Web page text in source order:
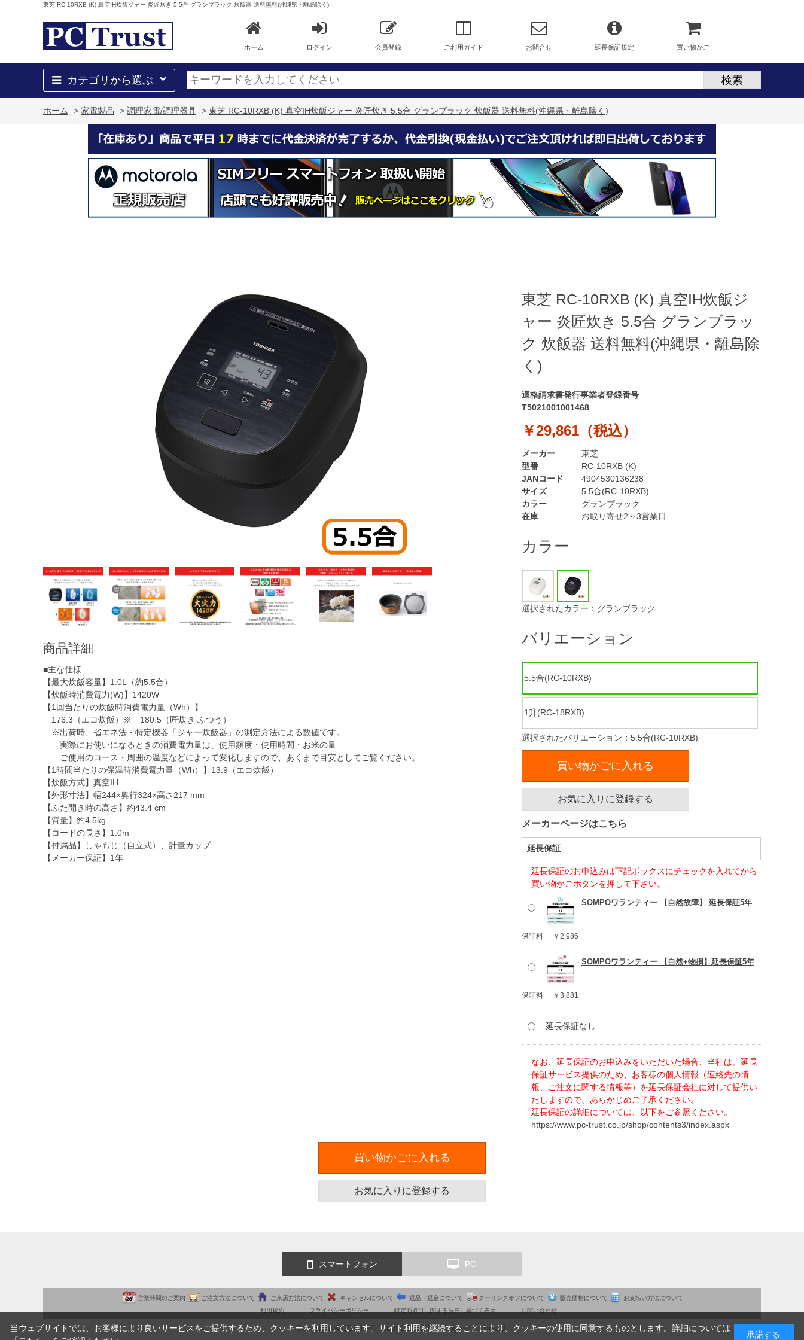
東芝 RC-10RXB (K) 真空IH炊飯ジャー 炎匠炊き 5.5合 グランブラック 炊飯器 送料無料(沖縄県・離島除く)
ホーム ログイン 会員登録 ご利用ガイド お問合せ 延長保証規定 買い物かご
カテゴリから選ぶ
ホーム > 家電製品 > 調理家電/調理器具 > 東芝 RC-10RXB (K) 真空IH炊飯ジャー 炎匠炊き 5.5合 グランブラック 炊飯器 送料無料(沖縄県・離島除く)
商品詳細
■主な仕様
【最大炊飯容量】1.0L（約5.5合）
【炊飯時消費電力(W)】1420W
【1回当たりの炊飯時消費電力量（Wh）】
176.3（エコ炊飯）※ 180.5（匠炊き ふつう）
※出荷時、省エネ法・特定機器「ジャー炊飯器」の測定方法による数値です。
実際にお使いになるときの消費電力量は、使用頻度・使用時間・お米の量
ご使用のコース・周囲の温度などによって変化しますので、あくまで目安としてご覧ください。
【1時間当たりの保温時消費電力量（Wh）】13.9（エコ炊飯）
【炊飯方式】真空IH
【外形寸法】幅244×奥行324×高さ217 mm
【ふた開き時の高さ】約43.4 cm
【質量】約4.5kg
【コードの長さ】1.0m
【付属品】しゃもじ（自立式）、計量カップ
【メーカー保証】1年
東芝 RC-10RXB (K) 真空IH炊飯ジ
ャー 炎匠炊き 5.5合 グランブラッ
ク 炊飯器 送料無料(沖縄県・離島除
く)
適格請求書発行事業者登録番号
T5021001001468
￥29,861（税込）
型番
RC-10RXB (K)
JANコード
4904530136238
サイズ
5.5合(RC-10RXB)
カラー
グランブラック
在庫
お取り寄せ2～3営業日
メーカー 東芝
カラー
選択されたカラー：グランブラック
バリエーション
5.5合(RC-10RXB)
1升(RC-18RXB)
選択されたバリエーション：5.5合(RC-10RXB)
買い物かごに入れる
お気に入りに登録する
メーカーページはこちら
延長保証
延長保証のお申込みは下記ボックスにチェックを入れてから
買い物かごボタンを押して下さい。
SOMPOワランティー 【自然故障】 延長保証5年
保証料 ￥2,986
SOMPOワランティー 【自然+物損】延長保証5年
保証料 ￥3,881
延長保証なし
なお、延長保証のお申込みをいただいた場合、当社は、延長
保証サービス提供のため、お客様の個人情報（連絡先の情
報、ご注文に関する情報等）を延長保証会社に対して提供い
たしますので、あらかじめご了承ください。
延長保証の詳細については、以下をご参照ください。
https://www.pc-trust.co.jp/shop/contents3/index.aspx
買い物かごに入れる
お気に入りに登録する
スマートフォン PC
営業時間のご案内 ご注文方法について ご来店方法について キャンセルについて 返品・返金について クーリングオフについて 販売価格について
お支払い方法について
利用規約
プライバシーポリシー 特定商取引に関する法律に基づく表示 お問い合わせ
Copyright © 2010 PC Trust CO.,LTD. All rights reserved.
当ウェブサイトでは、お客様により良いサービスをご提供するため、クッキーを利用しています。サイト利用を継続することにより、クッキーの使用に同意するものとします。詳細については
承諾する